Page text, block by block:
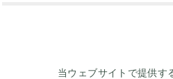
当ウェブサイトで提供す